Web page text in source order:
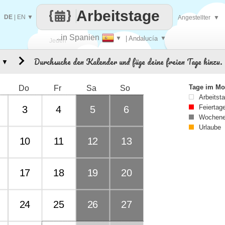
Jeden
..in Spanien ▼ | Andalucía ▼
Arbeitstage
DE EN ▼ Angestellter ▼
Durchsuche den Kalender und füge deine freien Tage hinzu.
Do Fr Sa So
3 4 5 6
10 11 12 13
17 18 19 20
24 25 26 27
▼
Tage im
Urlaube